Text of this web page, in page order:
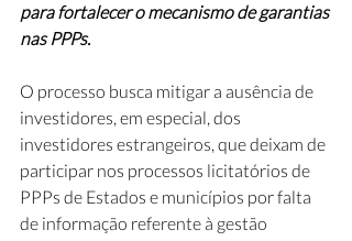
para fortalecer o mecanismo de garantias
nas PPPs.
O processo busca mitigar a ausência de
investidores, em especial, dos
investidores estrangeiros, que deixam de
participar nos processos licitatórios de
PPPs de Estados e municípios por falta
de informação referente à gestão